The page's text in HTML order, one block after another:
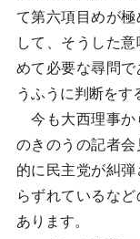
て第六項目めが
して、そうした
めて必要な尋問
うふうに判断をす
今も大西理事か
のきのうの記者
的に民主党が糾
らずれているな
あります。